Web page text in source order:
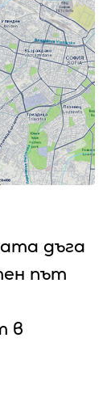
дъга
път
в